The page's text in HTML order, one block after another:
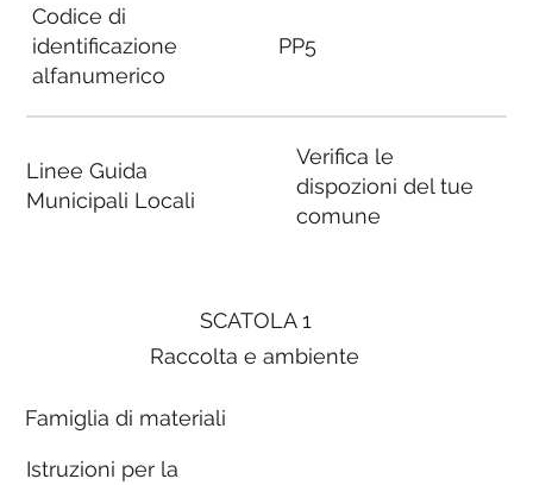
SCATOLA 1
Raccolta e ambiente
Famiglia di materiali
Istruzioni per la
Codice di
identificazione
alfanumerico
Linee Guida
Municipali Locali
PP5
Verifica le
dispozioni del tue
comune